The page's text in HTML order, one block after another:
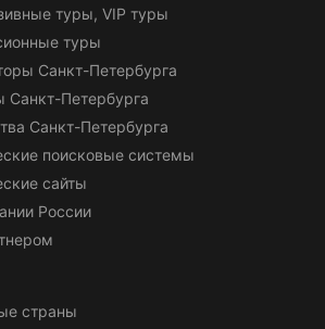
туры, VIP туры
туры
Санкт-Петербурга
Петербурга
Санкт-Петербурга
поисковые системы
сайты
России
страны